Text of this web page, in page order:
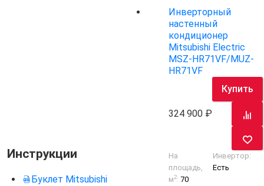
Инструкции
Буклет Mitsubishi
Инверторный
настенный
кондиционер
Mitsubishi Electric
MSZ-HR71VF/MUZ-
HR71VF
324 900
Купить
На
площадь,
м2:70
Инвертор:
Есть